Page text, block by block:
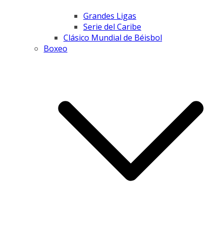
Grandes Ligas
Serie del Caribe
Clásico Mundial de Béisbol
Boxeo